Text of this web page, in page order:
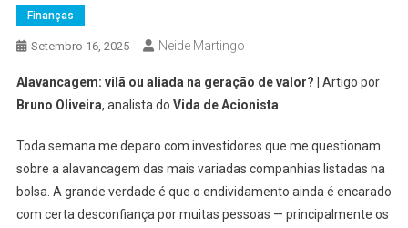
Finanças
Setembro 16, 2025 Neide Martingo
Alavancagem: vilã ou aliada na geração de valor? | Artigo por
Bruno Oliveira, analista do Vida de Acionista
Toda semana me deparo com investidores que me questionam
sobre a alavancagem das mais variadas companhias listadas na
bolsa. A grande verdade é que o endividamento ainda é encarado
com certa desconfiança por muitas pessoas — principalmente os